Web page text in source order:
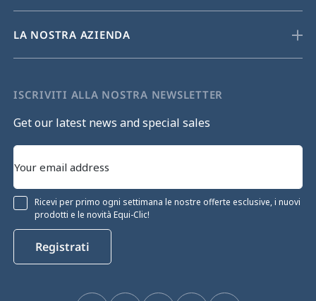
LA NOSTRA AZIENDA
ISCRIVITI ALLA NOSTRA NEWSLETTER
Get our latest news and special sales
Ricevi per primo ogni settimana le nostre offerte esclusive, i nuovi
prodotti e le novità Equi-Clic!
Registrati